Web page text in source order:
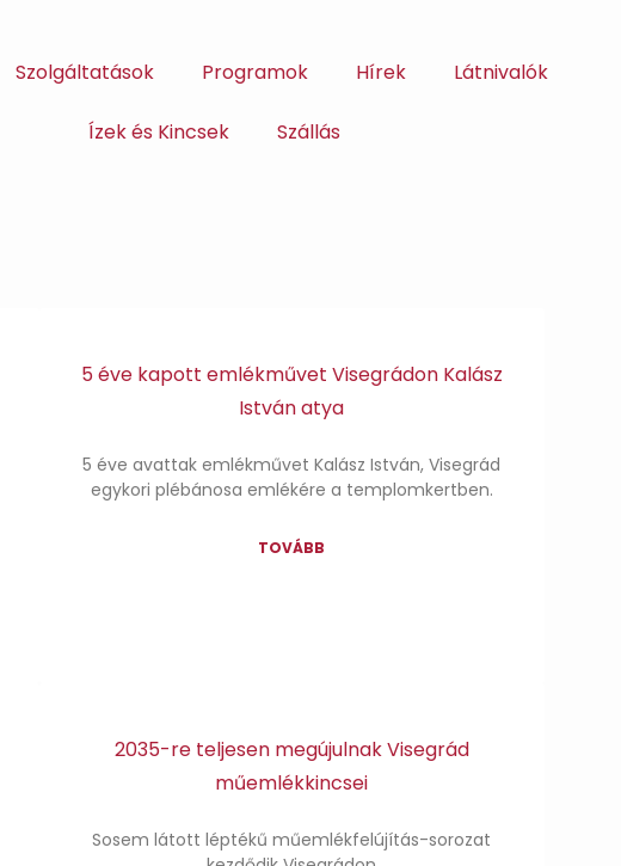
Szolgáltatások Programok Hírek Látnivalók
Ízek és Kincsek Szállás
5 éve kapott emlékművet Visegrádon Kalász
István atya
5 éve avattak emlékművet Kalász István, Visegrád
egykori plébánosa emlékére a templomkertben.
TOVÁBB
2035-re teljesen megújulnak Visegrád
műemlékkincsei
Sosem látott léptékű műemlékfelújítás-sorozat